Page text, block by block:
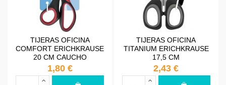
TIJERAS OFICINA
COMFORT ERICHKRAUSE
20 CM CAUCHO
1,80 €
TIJERAS OFICINA
TITANIUM ERICHKRAUSE
17,5 CM
2,43 €